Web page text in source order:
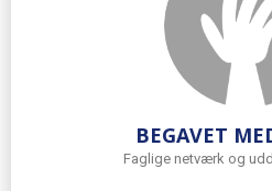
BEGAVET
Faglige netværk og